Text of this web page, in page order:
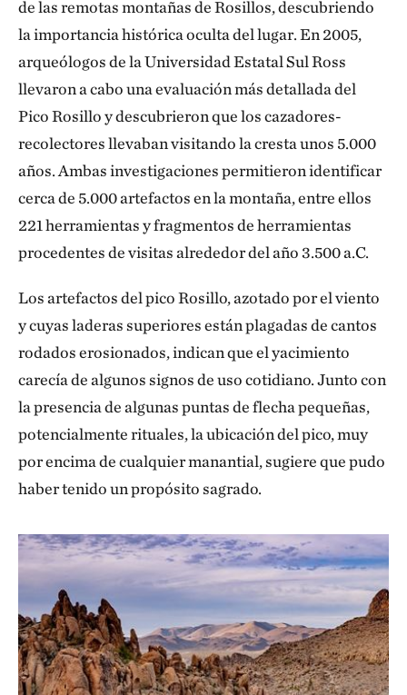
de las remotas montañas de Rosillos, descubriendo
la importancia histórica oculta del lugar. En 2005,
arqueólogos de la Universidad Estatal Sul Ross
llevaron a cabo una evaluación más detallada del
Pico Rosillo y descubrieron que los cazadores-
recolectores llevaban visitando la cresta unos 5.000
años. Ambas investigaciones permitieron identificar
cerca de 5.000 artefactos en la montaña, entre ellos
221 herramientas y fragmentos de herramientas
procedentes de visitas alrededor del año 3.500 a.C.
Los artefactos del pico Rosillo, azotado por el viento
y cuyas laderas superiores están plagadas de cantos
rodados erosionados, indican que el yacimiento
carecía de algunos signos de uso cotidiano. Junto con
la presencia de algunas puntas de flecha pequeñas,
potencialmente rituales, la ubicación del pico, muy
por encima de cualquier manantial, sugiere que pudo
haber tenido un propósito sagrado.